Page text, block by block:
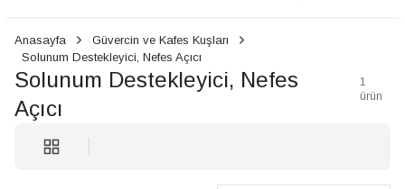
Anasayfa
Güvercin ve Kafes Kuşları
Solunum Destekleyici, Nefes Açıcı
Solunum Destekleyici, Nefes
Açıcı
1
ürün